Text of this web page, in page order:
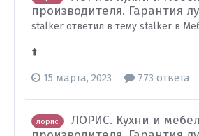
производителя. Гарантия
stalker ответил в тему stalker в
⬆️
15 марта, 2023 773 ответа
лорис
ЛОРИС. Кухни и